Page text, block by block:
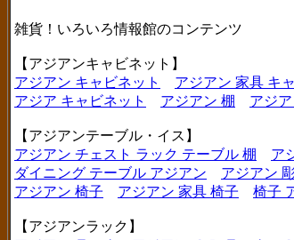
雑貨！いろいろ情報館のコンテンツ
【アジアンキャビネット】
アジアン キャビネット
アジアン 家具 キ
アジア キャビネット
アジアン 棚 アジ
【アジアンテーブル・イス】
アジアン チェスト ラック テーブル 棚
ア
ダイニング テーブル アジアン
アジアン
アジアン 椅子
アジアン 家具 椅子 椅子
【アジアンラック】